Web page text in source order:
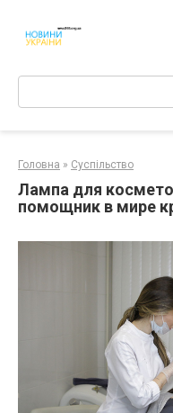
контенту
Поиск:
Головна » Суспільство
Лампа для
помощник в мире